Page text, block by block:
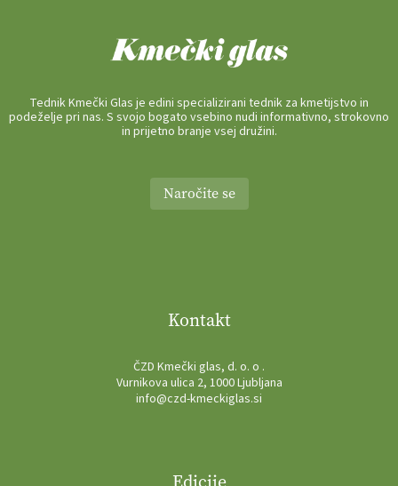
Tednik Kmečki Glas je edini specializirani tednik za kmetijstvo in
podeželje pri nas. S svojo bogato vsebino nudi informativno, strokovno
in prijetno branje vsej družini.
Naročite se
Kontakt
ČZD Kmečki glas, d. o. o .
Vurnikova ulica 2, 1000 Ljubljana
info@czd-kmeckiglas.si